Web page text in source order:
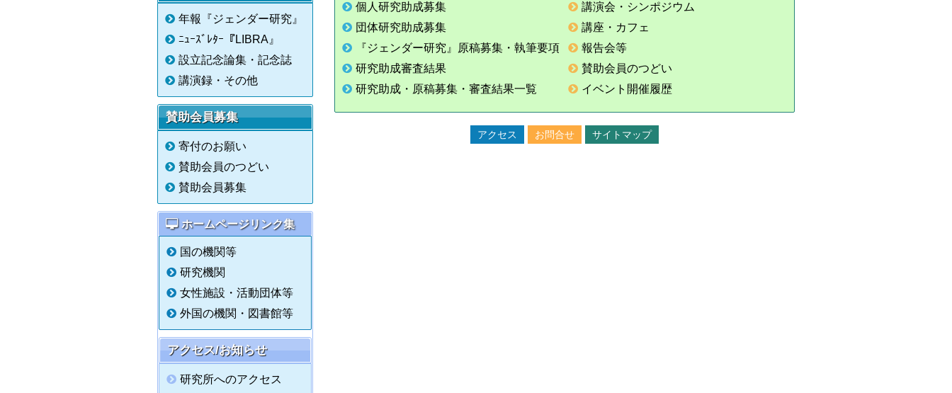
個人研究助成募集
団体研究助成募集
『ジェンダー研究』原稿募集・執筆要項
研究助成審査結果
研究助成・原稿募集・審査結果一覧
講演会・シンポジウム
講座・カフェ
報告会等
賛助会員のつどい
イベント開催履歴
アクセス お問合せ サイトマップ
年報『ジェンダー研究』
ﾆｭｰｽﾞﾚﾀｰ『LIBRA』
設立記念論集・記念誌
講演録・その他
賛助会員募集
寄付のお願い
賛助会員のつどい
賛助会員募集
ホームページリンク集
国の機関等
研究機関
女性施設・活動団体等
外国の機関・図書館等
アクセス/お知らせ
研究所へのアクセス